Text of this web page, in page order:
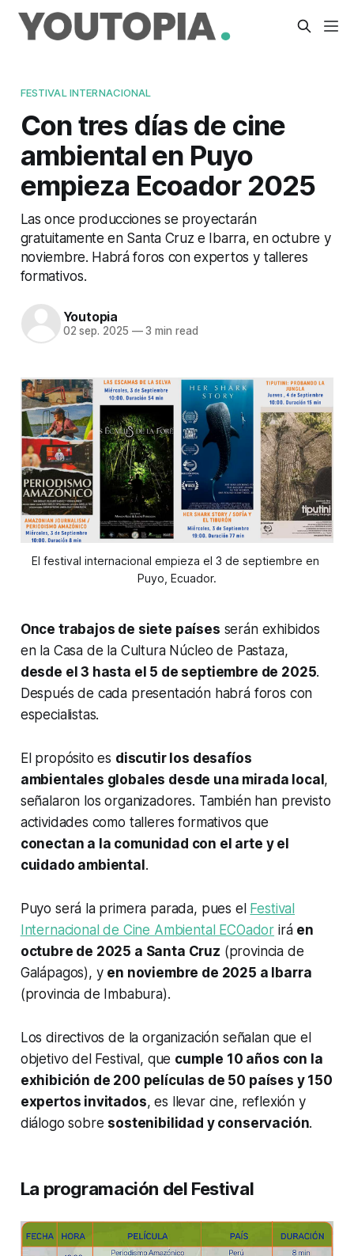
FESTIVAL INTERNACIONAL
Con tres días de cine
ambiental en Puyo
empieza Ecoador 2025
Las once producciones se proyectarán
gratuitamente en Santa Cruz e Ibarra, en octubre y
noviembre. Habrá foros con expertos y talleres
formativos.
Youtopia
02 sep. 2025 —3 min read
El festival internacional empieza el 3 de septiembre en
Puyo, Ecuador.
Once trabajos de siete países serán exhibidos
en la Casa de la Cultura Núcleo de Pastaza,
desde el 3 hasta el 5 de septiembre de 2025.
Después de cada presentación habrá foros con
especialistas.
El propósito es discutir los desafíos
ambientales globales desde una mirada local ,
señalaron los organizadores. También han previsto
actividades como talleres formativos que
conectan a la comunidad con el arte y el
cuidado ambiental .
Puyo será la primera parada, pues el Festival
Internacional de Cine Ambiental ECOador irá en
octubre de 2025 a Santa Cruz (provincia de
Galápagos), y en noviembre de 2025 a Ibarra
(provincia de Imbabura).
Los directivos de la organización señalan que el
objetivo del Festival, que cumple 10 años con la
exhibición de 200 películas de 50 países y 150
expertos invitados, es llevar cine, reflexión y
diálogo sobre sostenibilidad y conservación.
La programación del Festival